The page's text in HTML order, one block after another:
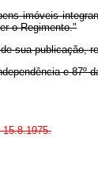
imóveis
o Regimento."
sua publicação,
e 87º